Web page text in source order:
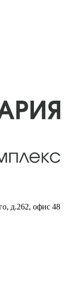
д.262, офис 48